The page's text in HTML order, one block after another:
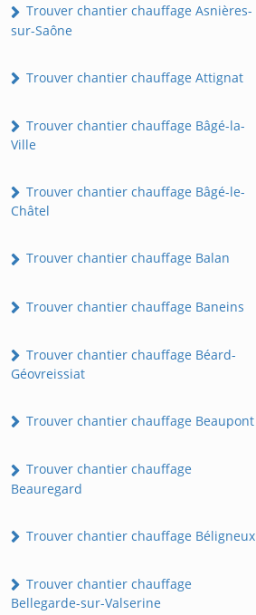
Trouver chantier chauffage Asnières-
sur-Saône
Trouver chantier chauffage Attignat
Trouver chantier chauffage Bâgé-la-
Ville
Trouver chantier chauffage Bâgé-le-
Châtel
Trouver chantier chauffage Balan
Trouver chantier chauffage Baneins
Trouver chantier chauffage Béard-
Géovreissiat
Trouver chantier chauffage Beaupont
Trouver chantier chauffage
Beauregard
Trouver chantier chauffage Béligneux
Trouver chantier chauffage
Bellegarde-sur-Valserine